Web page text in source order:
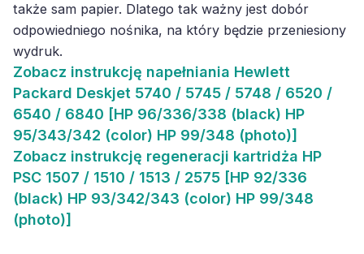
także sam papier. Dlatego tak ważny jest dobór
odpowiedniego nośnika, na który będzie przeniesiony
wydruk.
Zobacz instrukcję napełniania Hewlett
Packard Deskjet 5740 / 5745 / 5748 / 6520 /
6540 / 6840 [HP 96/336/338 (black) HP
95/343/342 (color) HP 99/348 (photo)]
Zobacz instrukcję regeneracji kartridża HP
PSC 1507 / 1510 / 1513 / 2575 [HP 92/336
(black) HP 93/342/343 (color) HP 99/348
(photo)]